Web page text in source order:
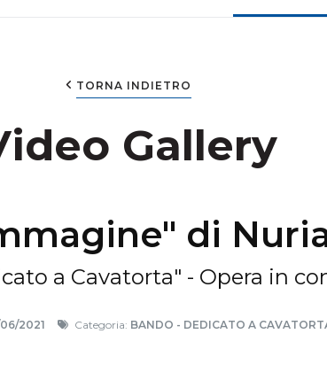
TORNA INDIETRO
Gallery
di
a Cavatorta" - Opera in
2021 Categoria: BANDO - DEDICATO A